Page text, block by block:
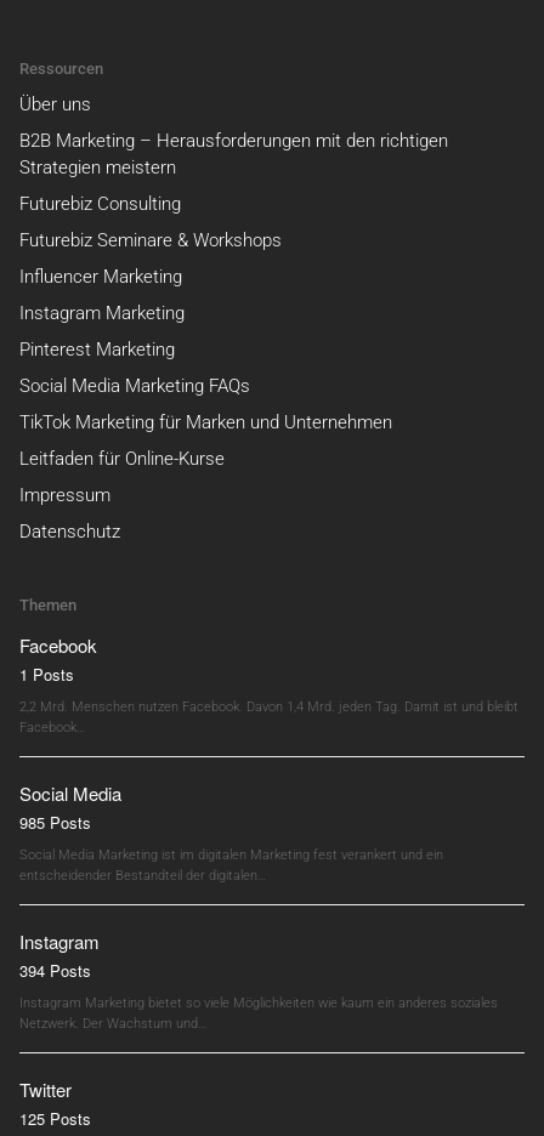
Ressourcen
Über uns
B2B Marketing – Herausforderungen mit den richtigen
Strategien meistern
Futurebiz Consulting
Futurebiz Seminare & Workshops
Influencer Marketing
Instagram Marketing
Pinterest Marketing
Social Media Marketing FAQs
TikTok Marketing für Marken und Unternehmen
Leitfaden für Online-Kurse
Impressum
Datenschutz
Themen
Facebook
1 Posts
2,2 Mrd. Menschen nutzen Facebook. Davon 1,4 Mrd. jeden Tag. Damit ist und bleibt
Facebook…
Social Media
985 Posts
Social Media Marketing ist im digitalen Marketing fest verankert und ein
entscheidender Bestandteil der digitalen…
Instagram
394 Posts
Instagram Marketing bietet so viele Möglichkeiten wie kaum ein anderes soziales
Netzwerk. Der Wachstum und…
Twitter
125 Posts